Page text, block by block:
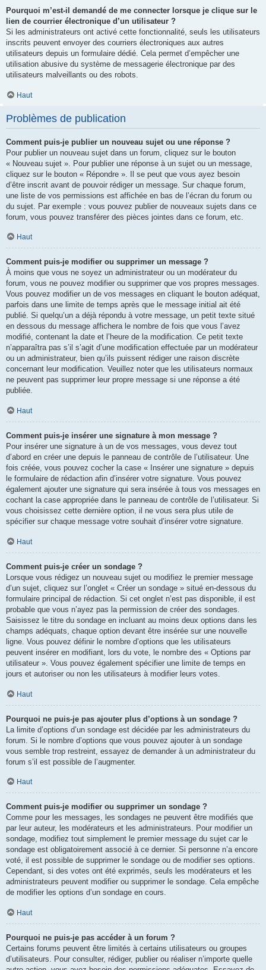
Pourquoi m’est-il demandé de me connecter lorsque je clique sur le
lien de courrier électronique d’un utilisateur ?
Si les administrateurs ont activé cette fonctionnalité, seuls les utilisateurs
inscrits peuvent envoyer des courriers électroniques aux autres
utilisateurs depuis un formulaire dédié. Cela permet d’empêcher une
utilisation abusive du système de messagerie électronique par des
utilisateurs malveillants ou des robots.
Haut
Problèmes de publication
Comment puis-je publier un nouveau sujet ou une réponse ?
Pour publier un nouveau sujet dans un forum, cliquez sur le bouton
« Nouveau sujet ». Pour publier une réponse à un sujet ou un message,
cliquez sur le bouton « Répondre ». Il se peut que vous ayez besoin
d’être inscrit avant de pouvoir rédiger un message. Sur chaque forum,
une liste de vos permissions est affichée en bas de l’écran du forum ou
du sujet. Par exemple : vous pouvez publier de nouveaux sujets dans ce
forum, vous pouvez transférer des pièces jointes dans ce forum, etc.
Haut
Comment puis-je modifier ou supprimer un message ?
À moins que vous ne soyez un administrateur ou un modérateur du
forum, vous ne pouvez modifier ou supprimer que vos propres messages.
Vous pouvez modifier un de vos messages en cliquant le bouton adéquat,
parfois dans une limite de temps après que le message initial ait été
publié. Si quelqu’un a déjà répondu à votre message, un petit texte situé
en dessous du message affichera le nombre de fois que vous l’avez
modifié, contenant la date et l’heure de la modification. Ce petit texte
n’apparaîtra pas s’il s’agit d’une modification effectuée par un modérateur
ou un administrateur, bien qu’ils puissent rédiger une raison discrète
concernant leur modification. Veuillez noter que les utilisateurs normaux
ne peuvent pas supprimer leur propre message si une réponse a été
publiée.
Haut
Comment puis-je insérer une signature à mon message ?
Pour insérer une signature à un de vos messages, vous devez tout
d’abord en créer une depuis le panneau de contrôle de l’utilisateur. Une
fois créée, vous pouvez cocher la case « Insérer une signature » depuis
le formulaire de rédaction afin d’insérer votre signature. Vous pouvez
également ajouter une signature qui sera insérée à tous vos messages en
cochant la case appropriée dans le panneau de contrôle de l’utilisateur. Si
vous choisissez cette dernière option, il ne vous sera plus utile de
spécifier sur chaque message votre souhait d’insérer votre signature.
Haut
Comment puis-je créer un sondage ?
Lorsque vous rédigez un nouveau sujet ou modifiez le premier message
d’un sujet, cliquez sur l’onglet « Créer un sondage » situé en-dessous du
formulaire principal de rédaction. Si cet onglet n’est pas disponible, il est
probable que vous n’ayez pas la permission de créer des sondages.
Saisissez le titre du sondage en incluant au moins deux options dans les
champs adéquats, chaque option devant être insérée sur une nouvelle
ligne. Vous pouvez définir le nombre d’options que les utilisateurs
peuvent insérer en modifiant, lors du vote, le nombre des « Options par
utilisateur ». Vous pouvez également spécifier une limite de temps en
jours et autoriser ou non les utilisateurs à modifier leurs votes.
Haut
Pourquoi ne puis-je pas ajouter plus d’options à un sondage ?
La limite d’options d’un sondage est décidée par les administrateurs du
forum. Si le nombre d’options que vous pouvez ajouter à un sondage
vous semble trop restreint, essayez de demander à un administrateur du
forum s’il est possible de l’augmenter.
Haut
Comment puis-je modifier ou supprimer un sondage ?
Comme pour les messages, les sondages ne peuvent être modifiés que
par leur auteur, les modérateurs et les administrateurs. Pour modifier un
sondage, modifiez tout simplement le premier message du sujet car le
sondage est obligatoirement associé à ce dernier. Si personne n’a encore
voté, il est possible de supprimer le sondage ou de modifier ses options.
Cependant, si des votes ont été exprimés, seuls les modérateurs et les
administrateurs peuvent modifier ou supprimer le sondage. Cela empêche
de modifier les options d’un sondage en cours.
Haut
Pourquoi ne puis-je pas accéder à un forum ?
Certains forums peuvent être limités à certains utilisateurs ou groupes
d’utilisateurs. Pour consulter, rédiger, publier ou réaliser n’importe quelle